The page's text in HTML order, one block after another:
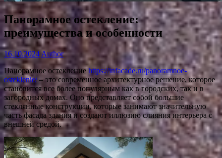
Панорамное остекление:
преимущества и особенности
16.10.2024 Author
Панорамное остеклениеhttps://infacade.ru/panoramnoe-
osteklenie/– это современное архитектурное решение, которое
становится все более популярным как в городских, так и в
загородных домах. Оно представляет собой большие
стеклянные конструкции, которые занимают значительную
часть фасада здания и создают иллюзию слияния интерьера с
внешней средой.